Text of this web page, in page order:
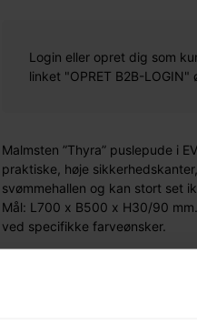
Login eller opret dig som
linket "OPRET B2B-
Malmsten ”Thyra” puslepude i
praktiske, høje
svømmehallen og kan stort set
Mål: L700 x B500 x H30/90
ved specifikke farveønsker.